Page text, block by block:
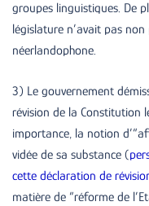
groupes linguistiques. De
législature n’avait pas
néerlandophone.
3) Le gouvernement
révision de la Constitution
importance, la notion
vidée de sa substance (
cette déclaration de
matière de “réforme de